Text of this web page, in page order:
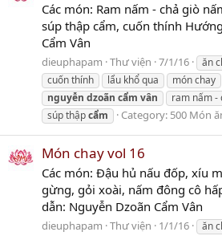
Các món: Ram nấm - chả giò
súp thập cẩm, cuốn thính
Cẩm Vân
dieuphapam Thư viện 7/1/16 ăn
cuốn thính
lẩu khổ qua món chay
nguyễn dzoãn cẩm vân
ram nấm -
súp thậpcẩm Category: 500 Món
Món chay vol 16
Các món: Đậu hủ nấu đốp, xíu
gừng, gỏi xoài, nấm đông cô
dẫn: Nguyễn Dzoãn Cẩm Vân
dieuphapam Thư viện 1/1/16 ăn